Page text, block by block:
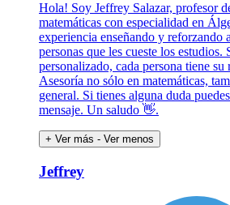
Hola! Soy Jeffrey Salazar, profesor
matemáticas con especialidad en
experiencia enseñando y reforzando
personas que les cueste los
personalizado, cada persona tiene su
Asesoría no sólo en matemáticas,
general. Si tienes alguna duda
mensaje. Un saludo 👋.
+ Ver más - Ver menos
Jeffrey